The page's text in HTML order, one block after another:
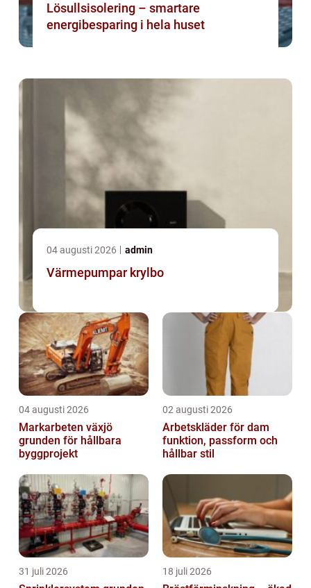
Lösullsisolering – smartare
energibesparing i hela huset
04 augusti 2026 admin
Värmepumpar krylbo
04 augusti 2026
Markarbeten växjö
grunden för hållbara
byggprojekt
02 augusti 2026
Arbetskläder för dam
funktion, passform och
hållbar stil
31 juli 2026 18 juli 2026